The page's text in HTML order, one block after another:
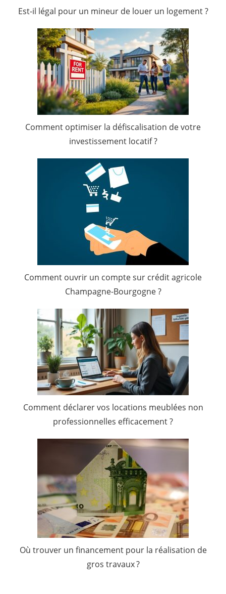
Est-il légal pour un mineur de louer un logement ?
Comment optimiser la défiscalisation de votre
investissement locatif ?
Comment ouvrir un compte sur crédit agricole
Champagne-Bourgogne ?
Comment déclarer vos locations meublées non
professionnelles efficacement ?
Où trouver un financement pour la réalisation de
gros travaux ?